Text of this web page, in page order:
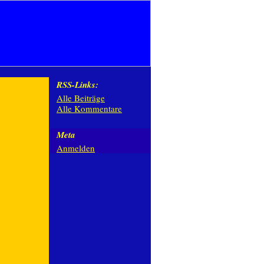
RSS-Links:
Alle Beiträge
Alle Kommentare
Meta
Anmelden